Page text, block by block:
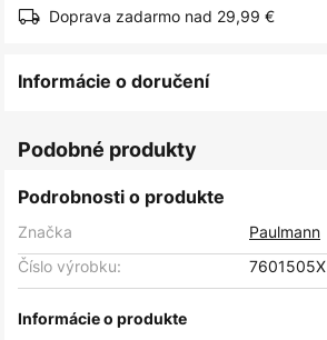
Doprava zadarmo nad 29,99 €
Informácie o doručení
Podobné produkty
Podrobnosti o produkte
Značka
Paulmann
Číslo výrobku:
7601505X
Informácie o produkte